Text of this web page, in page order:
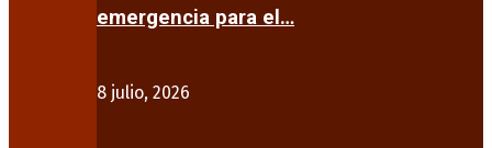
emergencia para el…
8 julio, 2026